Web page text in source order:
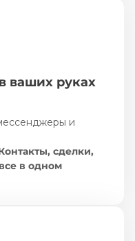
ваших руках
и
сделки,
в одном